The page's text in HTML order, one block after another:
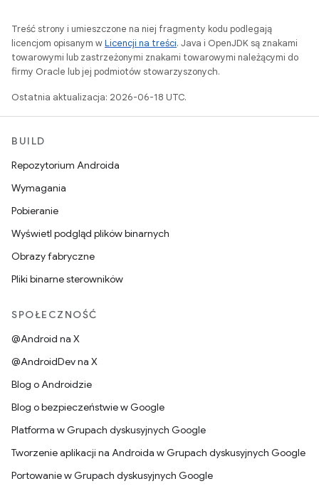
Treść strony i umieszczone na niej fragmenty kodu podlegają
licencjom opisanym wLicencji na treści. Java i OpenJDK są znakami
towarowymi lub zastrzeżonymi znakami towarowymi należącymi do
firmy Oracle lub jej podmiotów stowarzyszonych.
Ostatnia aktualizacja: 2026-06-18 UTC.
BUILD
Repozytorium Androida
Wymagania
Pobieranie
Wyświetl podgląd plików binarnych
Obrazy fabryczne
Pliki binarne sterowników
SPOŁECZNOŚĆ
@Android na X
@AndroidDev na X
Blog o Androidzie
Blog o bezpieczeństwie w Google
Platforma w Grupach dyskusyjnych Google
Tworzenie aplikacji na Androida w Grupach dyskusyjnych Google
Portowanie w Grupach dyskusyjnych Google